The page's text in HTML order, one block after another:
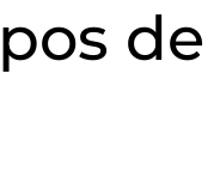
de